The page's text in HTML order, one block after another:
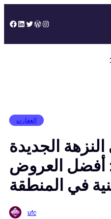
to
Facebook
LinkedIn
Twitter
WordPress
Instagram
العقارت
الجديدة
أفضل العروض
في المنطقة
ufc